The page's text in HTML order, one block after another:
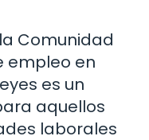
Comunidad
empleo en
es un
aquellos
laborales